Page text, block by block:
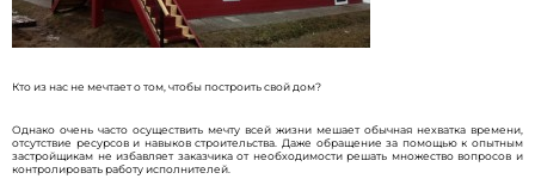
Кто из нас не мечтает о том, чтобы построить свой дом?
Однако очень часто осуществить мечту всей жизни мешает обычная нехватка времени,
отсутствие ресурсов и навыков строительства. Даже обращение за помощью к опытным
застройщикам не избавляет заказчика от необходимости решать множество вопросов и
контролировать работу исполнителей.